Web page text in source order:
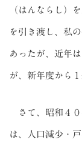
（はんならし）
を引き渡し、私
あったが、近年
が、新年度から
さて、昭和４０
は、人口減少・